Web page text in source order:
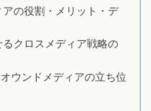
の役割・メリット・デ
クロスメディア戦略の
ウンドメディアの立ち位